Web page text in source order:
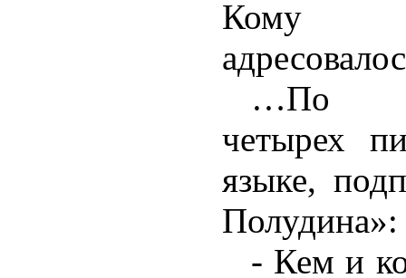
Кому
…По
четырех
языке,
Полудина»:
- Кем и